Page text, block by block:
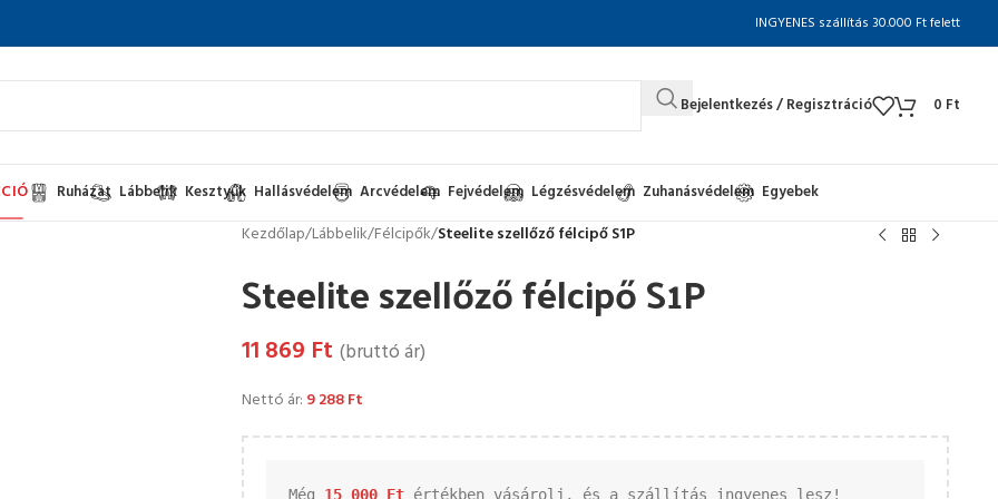
INGYENES szállítás 30.000 Ft felett
Bejelentkezés / Regisztráció 0 Ft
Ruházat Lábbelik Kesztyűk Hallásvédelem Arcvédelem Fejvédelem Légzésvédelem Zuhanásvédelem Egyebek
Kezdőlap/Lábbelik/Félcipők/Steelite szellőző félcipő S1P
Steelite szellőző félcipő S1P
11 869 Ft (bruttó ár)
Nettó ár: 9 288Ft
Még 15 000 Ft értékben vásárolj, és a szállítás ingyenes lesz!